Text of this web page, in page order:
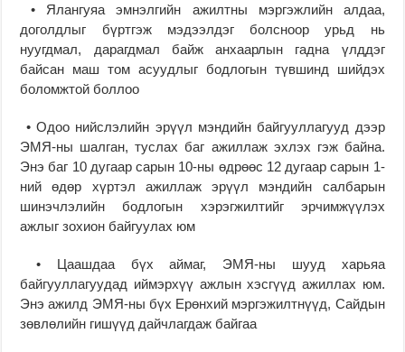
• Ялангуяа эмнэлгийн ажилтны мэргэжлийн алдаа,
доголдлыг бүртгэж мэдээлдэг болсноор урьд нь
нуугдмал, дарагдмал байж анхаарлын гадна үлддэг
байсан маш том асуудлыг бодлогын түвшинд шийдэх
боломжтой боллоо
• Одоо нийслэлийн эрүүл мэндийн байгууллагууд дээр
ЭМЯ-ны шалган, туслах баг ажиллаж эхлэх гэж байна.
Энэ баг 10 дугаар сарын 10-ны өдрөөс 12 дугаар сарын 1-
ний өдөр хүртэл ажиллаж эрүүл мэндийн салбарын
шинэчлэлийн бодлогын хэрэгжилтийг эрчимжүүлэх
ажлыг зохион байгуулах юм
• Цаашдаа бүх аймаг, ЭМЯ-ны шууд харьяа
байгууллагуудад иймэрхүү ажлын хэсгүүд ажиллах юм.
Энэ ажилд ЭМЯ-ны бүх Ерөнхий мэргэжилтнүүд, Сайдын
зөвлөлийн гишүүд дайчлагдаж байгаа